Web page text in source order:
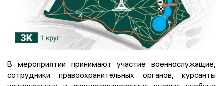
В мероприятии принимают участие военнослужащие,
сотрудники правоохранительных органов, курсанты